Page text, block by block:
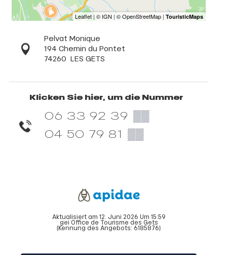
Pelvat Monique
194 Chemin du Pontet
74260 LES GETS
Klicken Sie hier, um die Nummer
06 33 92 39 ▒▒
04 50 79 81 ▒▒
Aktualisiert am 12. Juni 2026 Um 15:59
gei Office de Tourisme des Gets
(Kennung des Angebots: 6185876)